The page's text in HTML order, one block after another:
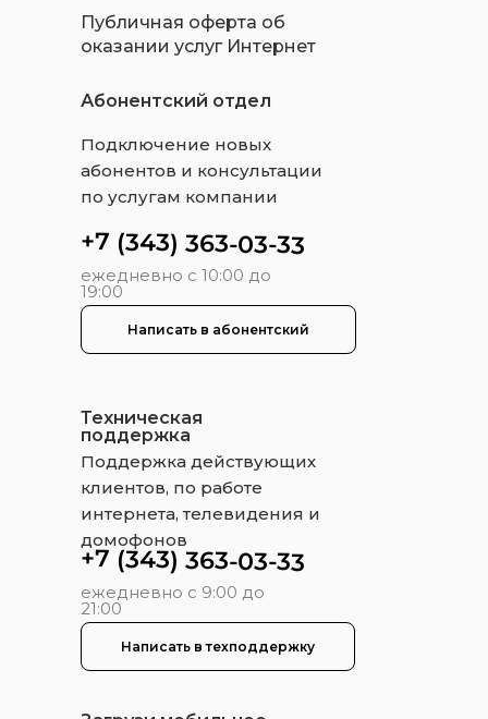
Публичная оферта об
оказании услуг Интернет
Написать в абонентский
Подключение новых
абонентов и консультации
по услугам компании
+7 (343) 363-03-33
ежедневно с 10:00 до
19:00
Абонентский отдел
Написать в техподдержку
Техническая
поддержка
+7 (343) 363-03-33
ежедневно с 9:00 до
21:00
Поддержка действующих
клиентов, по работе
интернета, телевидения и
домофонов